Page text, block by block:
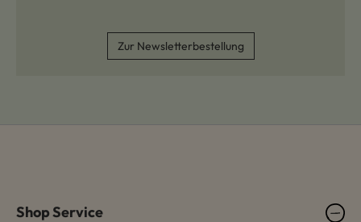
Zur Newsletterbestellung
Shop Service